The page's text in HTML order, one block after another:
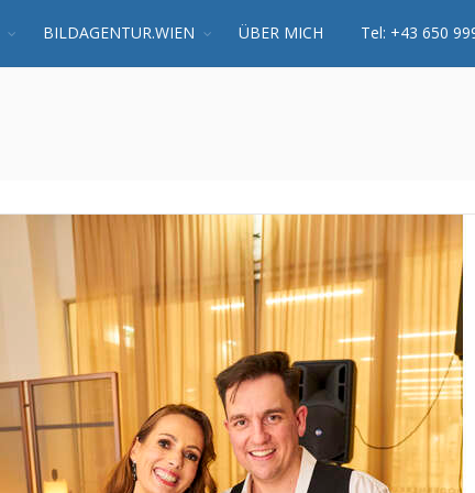
BILDAGENTUR.WIEN ÜBER MICH Tel: +43 650